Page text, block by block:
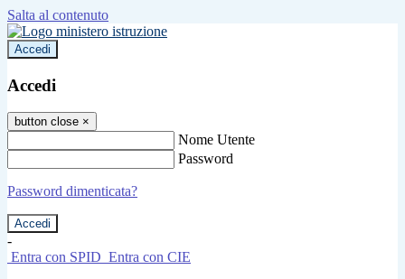
Salta al contenuto
Accedi
Accedi
button close ×
Nome Utente
Password
Password dimenticata?
-
Entra con SPID Entra con CIE